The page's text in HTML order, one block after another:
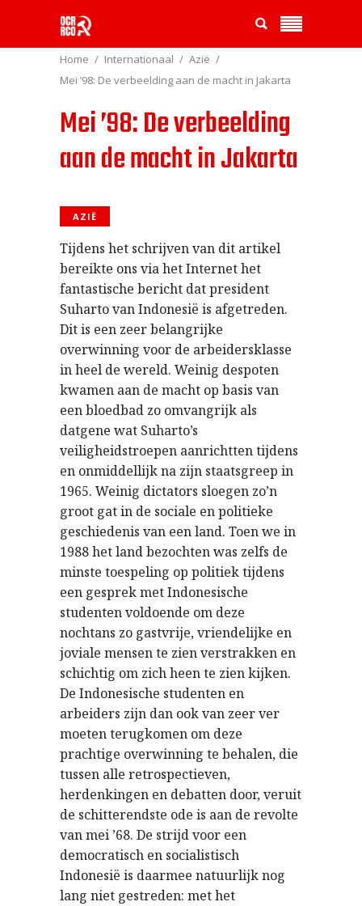
Home Internationaal
Azië
Mei ’98: De verbeelding aan de macht in Jakarta
Mei ’98: De verbeelding
aan de macht in Jakarta
AZIË
Tijdens het schrijven van dit artikel
bereikte ons via het Internet het
fantastische bericht dat president
Suharto van Indonesië is afgetreden.
Dit is een zeer belangrijke
overwinning voor de arbeidersklasse
in heel de wereld. Weinig despoten
kwamen aan de macht op basis van
een bloedbad zo omvangrijk als
datgene wat Suharto’s
veiligheidstroepen aanrichtten tijdens
en onmiddellijk na zijn staatsgreep in
1965. Weinig dictators sloegen zo’n
groot gat in de sociale en politieke
geschiedenis van een land. Toen we in
1988 het land bezochten was zelfs de
minste toespeling op politiek tijdens
een gesprek met Indonesische
studenten voldoende om deze
nochtans zo gastvrije, vriendelijke en
joviale mensen te zien verstrakken en
schichtig om zich heen te zien kijken.
De Indonesische studenten en
arbeiders zijn dan ook van zeer ver
moeten terugkomen om deze
prachtige overwinning te behalen, die
tussen alle retrospectieven,
herdenkingen en debatten door, veruit
de schitterendste ode is aan de revolte
van mei ’68. De strijd voor een
democratisch en socialistisch
Indonesië is daarmee natuurlijk nog
lang niet gestreden: met het